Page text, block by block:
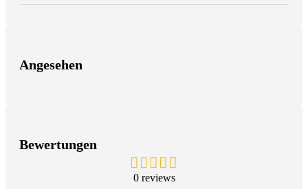
Angesehen
Bewertungen
0 reviews